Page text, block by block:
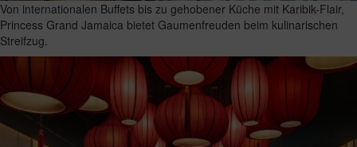
Von internationalen Buffets bis zu gehobener Küche mit Karibik-Flair,
Princess Grand Jamaica bietet Gaumenfreuden beim kulinarischen
Streifzug.